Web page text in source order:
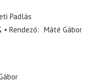
Padlás
Rendező
Máté Gábor